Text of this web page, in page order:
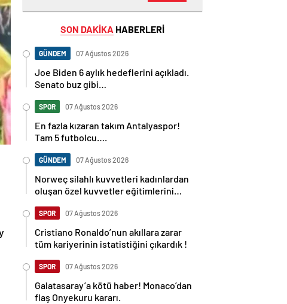
SON DAKİKA HABERLERİ
GÜNDEM 07 Ağustos 2026
Joe Biden 6 aylık hedeflerini açıkladı.
Senato buz gibi…
SPOR 07 Ağustos 2026
En fazla kızaran takım Antalyaspor!
Tam 5 futbolcu….
GÜNDEM 07 Ağustos 2026
Norweç silahlı kuvvetleri kadınlardan
oluşan özel kuvvetler eğitimlerini
SPOR 07 Ağustos 2026
Cristiano Ronaldo’nun akıllara zarar
tüm kariyerinin istatistiğini çıkardık !
SPOR 07 Ağustos 2026
Galatasaray’a kötü haber! Monaco’dan
flaş Onyekuru kararı.